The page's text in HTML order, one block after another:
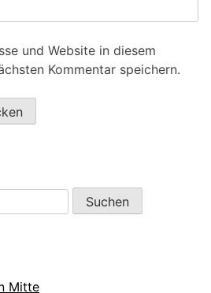
und Website in diesem
Kommentar speichern.
Mitte